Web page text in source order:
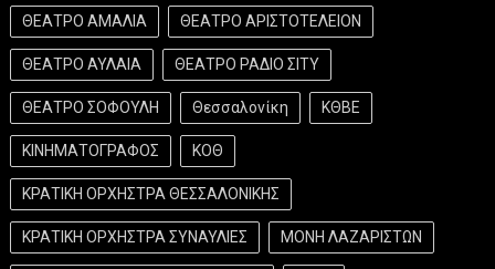
ΘΕΑΤΡΟ ΑΜΑΛΙΑ ΘΕΑΤΡΟ ΑΡΙΣΤΟΤΕΛΕΙΟΝ
ΘΕΑΤΡΟ ΑΥΛΑΙΑ ΘΕΑΤΡΟ ΡΑΔΙΟ ΣΙΤΥ
ΘΕΑΤΡΟ ΣΟΦΟΥΛΗ Θεσσαλονίκη ΚΘΒΕ
ΚΙΝΗΜΑΤΟΓΡΑΦΟΣ ΚΟΘ
ΚΡΑΤΙΚΗ ΟΡΧΗΣΤΡΑ ΘΕΣΣΑΛΟΝΙΚΗΣ
ΚΡΑΤΙΚΗ ΟΡΧΗΣΤΡΑ ΣΥΝΑΥΛΙΕΣ ΜΟΝΗ ΛΑΖΑΡΙΣΤΩΝ